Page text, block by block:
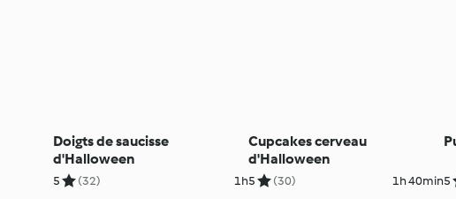
Doigts de saucisse
d'Halloween
5 (32) 1h
Cupcakes cerveau
d'Halloween
5 (30) 1h 40min5